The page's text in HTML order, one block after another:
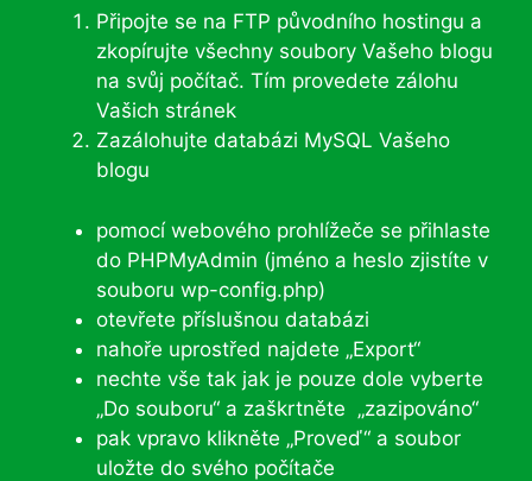
Připojte se na FTP původního hostingu a
zkopírujte všechny soubory Vašeho blogu
na svůj počítač. Tím provedete zálohu
Vašich stránek
Zazálohujte databázi MySQL Vašeho
blogu
pomocí webového prohlížeče se přihlaste
do PHPMyAdmin (jméno a heslo zjistíte v
souboru wp-config.php)
otevřete příslušnou databázi
nahoře uprostřed najdete „Export“
nechte vše tak jak je pouze dole vyberte
„Do souboru“ a zaškrtněte „zazipováno“
pak vpravo klikněte „Proveď“ a soubor
uložte do svého počítače